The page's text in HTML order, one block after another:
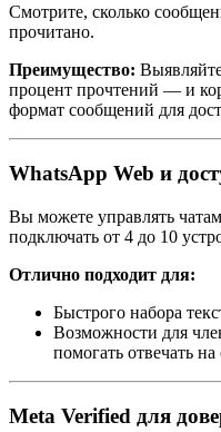
Смотрите, сколько
прочитано.
Преимущество:
процент прочтений — и
формат сообщений для
WhatsApp Web и
Вы можете управлять
подключать от 4 до 10
Отлично подходит для:
Быстрого набора
Возможности для
помогать отвечать
Meta Verified для